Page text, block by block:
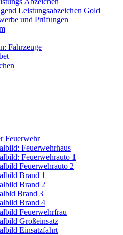
Leistungsabzeichen Gold
und Prüfungen
Fahrzeuge
Feuerwehr
Feuerwehrhaus
Feuerwehrauto 1
Feuerwehrauto 2
Brand 1
Brand 2
Brand 3
Brand 4
Feuerwehrfrau
Großeinsatz
Einsatzfahrt